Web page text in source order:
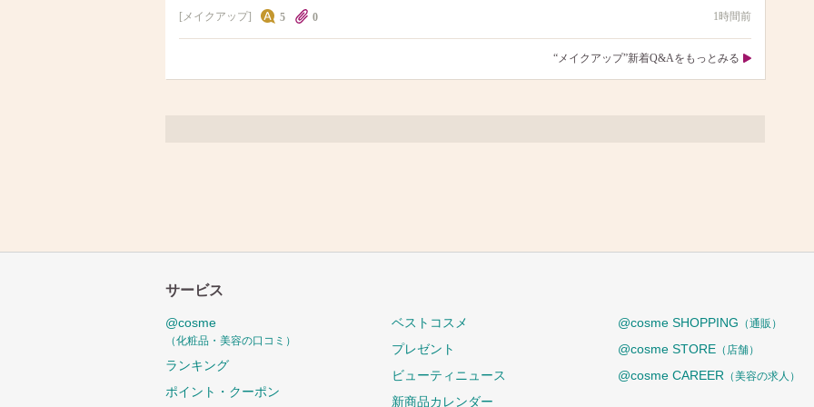
メイクアップ 5 0 1時間前
“メイクアップ”新着Q&Aをもっとみる
サービス
@cosme
（化粧品・美容の口コミ）
ランキング
ポイント・クーポン
ベストコスメ
プレゼント
ビューティニュース
新商品カレンダー
@cosme SHOPPING （通販）
@cosme STORE （店舗）
@cosme CAREER （美容の求人）